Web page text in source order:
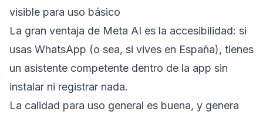
visible para uso básico
La gran ventaja de Meta AI es la accesibilidad: si
usas WhatsApp (o sea, si vives en España), tienes
un asistente competente dentro de la app sin
instalar ni registrar nada.
La calidad para uso general es buena, y genera